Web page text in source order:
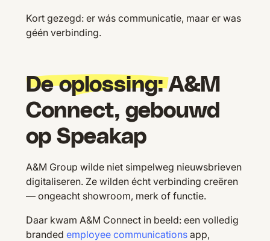
Kort gezegd: er wás communicatie, maar er was
géén verbinding.
De oplossing:A&M
Connect, gebouwd
op Speakap
A&M Group wilde niet simpelweg nieuwsbrieven
digitaliseren. Ze wilden écht verbinding creëren
— ongeacht showroom, merk of functie.
Daar kwam A&M Connect in beeld: een volledig
branded employee communicationsapp,